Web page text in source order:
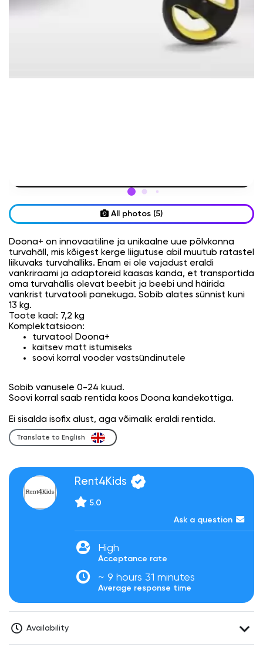
All photos (5)
Doona+ on innovaatiline ja unikaalne uue põlvkonna
turvahäll, mis kõigest kerge liigutuse abil muutub ratastel
liikuvaks turvahälliks. Enam ei ole vajadust eraldi
vankriraami ja adaptoreid kaasas kanda, et transportida
oma turvahällis olevat beebit ja beebi und häirida
vankrist turvatooli panekuga. Sobib alates sünnist kuni
13 kg.
Toote kaal: 7,2 kg
Komplektatsioon:
turvatool Doona+
kaitsev matt istumiseks
soovi korral vooder vastsündinutele
Sobib vanusele 0-24 kuud.
Soovi korral saab rentida koos Doona kandekottiga.
Ei sisalda isofix alust, aga võimalik eraldi rentida.
Translate to English
Rent4Kids
5.0
Ask a question
High
Acceptance rate
~ 9 hours 31 minutes
Average response time
Availability